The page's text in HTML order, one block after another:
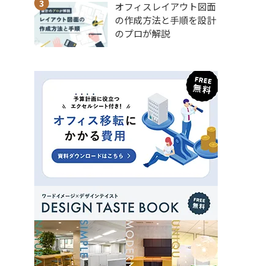
オフィスレイアウト図面
の作成方法と手順を設計
のプロが解説